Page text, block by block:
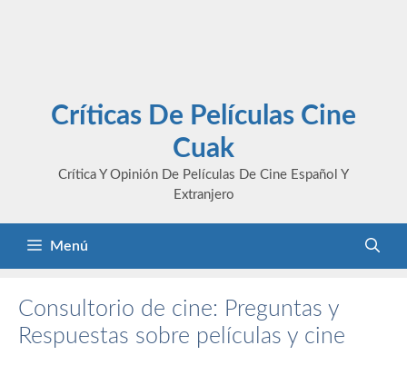
Críticas De Películas Cine
Cuak
Crítica Y Opinión De Películas De Cine Español Y
Extranjero
Menú
Consultorio de cine: Preguntas y
Respuestas sobre películas y cine